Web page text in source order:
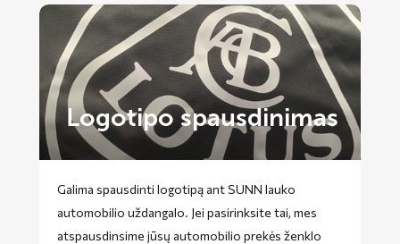
Logotipo spausdinimas
Galima spausdinti logotipą ant SUNN lauko
automobilio uždangalo. Jei pasirinksite tai, mes
atspausdinsime jūsų automobilio prekės ženklo